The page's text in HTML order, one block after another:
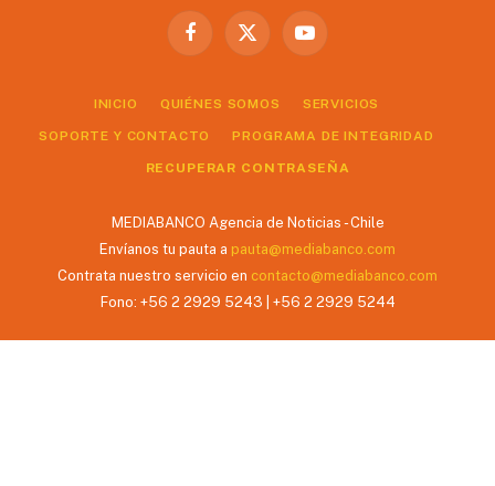
Facebook
X
YouTube
INICIO QUIÉNES SOMOS SERVICIOS
SOPORTE Y CONTACTO PROGRAMA DE INTEGRIDAD
RECUPERAR CONTRASEÑA
MEDIABANCO Agencia de Noticias - Chile
Envíanos tu pauta a pauta@mediabanco.com
Contrata nuestro servicio en contacto@mediabanco.com
Fono: +56 2 2929 5243 | +56 2 2929 5244